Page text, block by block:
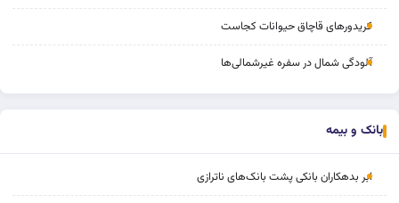
کریدورهای قاچاق حیوانات کجاست
آلودگی شمال در سفره غیرشمالی‌ها
بانک و بیمه
ابر بدهکاران بانکی پشت بانک‌های ناترازی